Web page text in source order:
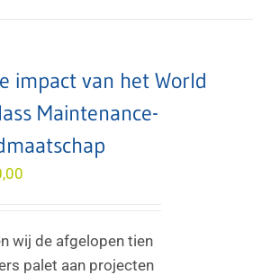
impact van het World
Maintenance-
wij de afgelopen tien
palet aan projecten